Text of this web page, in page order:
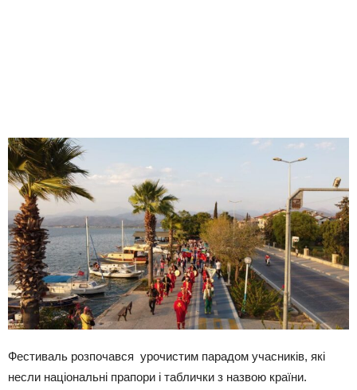
Фестиваль розпочався урочистим парадом учасників, які
несли національні прапори і таблички з назвою країни.